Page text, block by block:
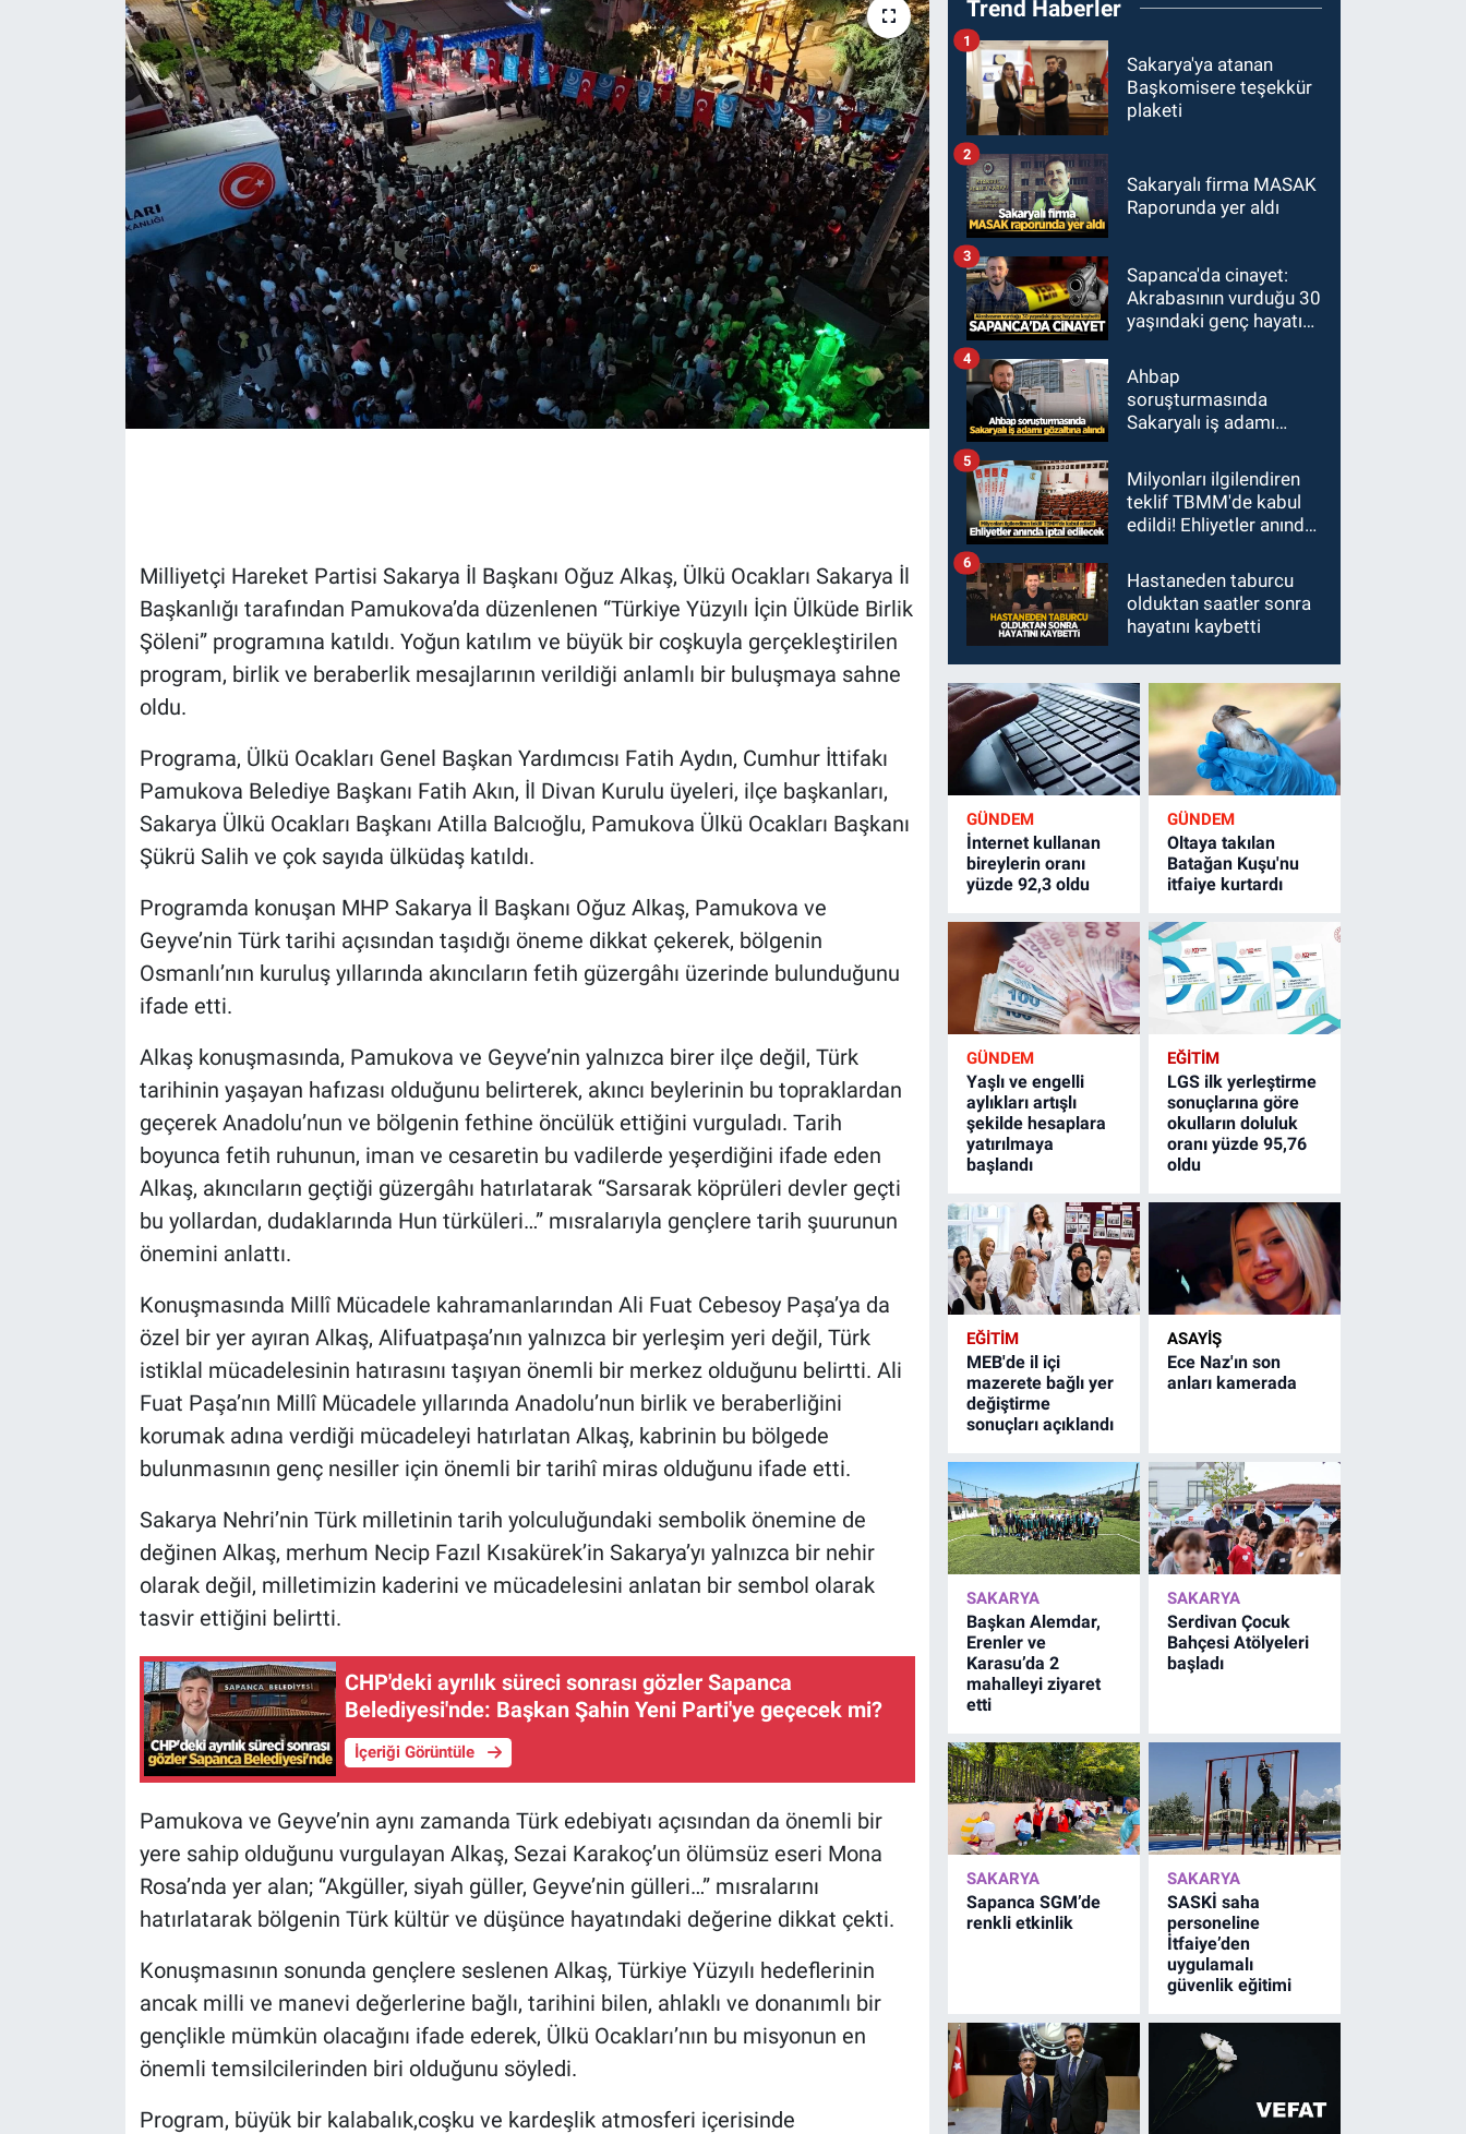
Milliyetçi Hareket Partisi Sakarya İl Başkanı Oğuz Alkaş, Ülkü Ocakları Sakarya İl
Başkanlığı tarafından Pamukova’da düzenlenen “Türkiye Yüzyılı İçin Ülküde Birlik
Şöleni” programına katıldı. Yoğun katılım ve büyük bir coşkuyla gerçekleştirilen
program, birlik ve beraberlik mesajlarının verildiği anlamlı bir buluşmaya sahne
oldu.
Programa, Ülkü Ocakları Genel Başkan Yardımcısı Fatih Aydın, Cumhur İttifakı
Pamukova Belediye Başkanı Fatih Akın, İl Divan Kurulu üyeleri, ilçe başkanları,
Sakarya Ülkü Ocakları Başkanı Atilla Balcıoğlu, Pamukova Ülkü Ocakları Başkanı
Şükrü Salih ve çok sayıda ülküdaş katıldı.
Programda konuşan MHP Sakarya İl Başkanı Oğuz Alkaş, Pamukova ve
Geyve’nin Türk tarihi açısından taşıdığı öneme dikkat çekerek, bölgenin
Osmanlı’nın kuruluş yıllarında akıncıların fetih güzergâhı üzerinde bulunduğunu
ifade etti.
Alkaş konuşmasında, Pamukova ve Geyve’nin yalnızca birer ilçe değil, Türk
tarihinin yaşayan hafızası olduğunu belirterek, akıncı beylerinin bu topraklardan
geçerek Anadolu’nun ve bölgenin fethine öncülük ettiğini vurguladı. Tarih
boyunca fetih ruhunun, iman ve cesaretin bu vadilerde yeşerdiğini ifade eden
Alkaş, akıncıların geçtiği güzergâhı hatırlatarak “Sarsarak köprüleri devler geçti
bu yollardan, dudaklarında Hun türküleri…” mısralarıyla gençlere tarih şuurunun
önemini anlattı.
Konuşmasında Millî Mücadele kahramanlarından Ali Fuat Cebesoy Paşa’ya da
özel bir yer ayıran Alkaş, Alifuatpaşa’nın yalnızca bir yerleşim yeri değil, Türk
istiklal mücadelesinin hatırasını taşıyan önemli bir merkez olduğunu belirtti. Ali
Fuat Paşa’nın Millî Mücadele yıllarında Anadolu’nun birlik ve beraberliğini
korumak adına verdiği mücadeleyi hatırlatan Alkaş, kabrinin bu bölgede
bulunmasının genç nesiller için önemli bir tarihî miras olduğunu ifade etti.
Sakarya Nehri’nin Türk milletinin tarih yolculuğundaki sembolik önemine de
değinen Alkaş, merhum Necip Fazıl Kısakürek’in Sakarya’yı yalnızca bir nehir
olarak değil, milletimizin kaderini ve mücadelesini anlatan bir sembol olarak
tasvir ettiğini belirtti.
CHP'deki ayrılık süreci sonrası gözler Sapanca
Belediyesi'nde: Başkan Şahin Yeni Parti'ye geçecek mi?
İçeriği Görüntüle
Pamukova ve Geyve’nin aynı zamanda Türk edebiyatı açısından da önemli bir
yere sahip olduğunu vurgulayan Alkaş, Sezai Karakoç’un ölümsüz eseri Mona
Rosa’nda yer alan; “Akgüller, siyah güller, Geyve’nin gülleri…” mısralarını
hatırlatarak bölgenin Türk kültür ve düşünce hayatındaki değerine dikkat çekti.
Konuşmasının sonunda gençlere seslenen Alkaş, Türkiye Yüzyılı hedeflerinin
ancak milli ve manevi değerlerine bağlı, tarihini bilen, ahlaklı ve donanımlı bir
gençlikle mümkün olacağını ifade ederek, Ülkü Ocakları’nın bu misyonun en
önemli temsilcilerinden biri olduğunu söyledi.
Program, büyük bir kalabalık,coşku ve kardeşlik atmosferi içerisinde
Trend Haberler
Sakarya'ya atanan
Başkomisere teşekkür
plaketi
1
Sakaryalı firma MASAK
Raporunda yer aldı
2
Sapanca'da cinayet:
Akrabasının vurduğu 30
yaşındaki genç hayatını
3
Ahbap
soruşturmasında
Sakaryalı iş adamı
4
Milyonları ilgilendiren
teklif TBMM'de kabul
edildi! Ehliyetler anında
5
Hastaneden taburcu
olduktan saatler sonra
hayatını kaybetti
6
GÜNDEM
İnternet kullanan
bireylerin oranı
yüzde 92,3 oldu
GÜNDEM
Oltaya takılan
Batağan Kuşu'nu
itfaiye kurtardı
GÜNDEM
Yaşlı ve engelli
aylıkları artışlı
şekilde hesaplara
yatırılmaya
başlandı
EĞİTİM
LGS ilk yerleştirme
sonuçlarına göre
okulların doluluk
oranı yüzde 95,76
oldu
EĞİTİM
MEB'de il içi
mazerete bağlı yer
değiştirme
sonuçları açıklandı
ASAYİŞ
Ece Naz'ın son
anları kamerada
SAKARYA
Başkan Alemdar,
Erenler ve
Karasu’da 2
mahalleyi ziyaret
etti
SAKARYA
Serdivan Çocuk
Bahçesi Atölyeleri
başladı
SAKARYA
Sapanca SGM’de
renkli etkinlik
SAKARYA
SASKİ saha
personeline
İtfaiye’den
uygulamalı
güvenlik eğitimi
EĞİTİM
MAGAZİN
ÖZEL HABER
HALK54 PANORAMA